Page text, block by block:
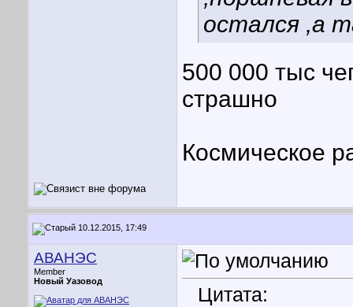
остался ,а
500 000 тыс
страшно
Космическое
10.12.2015, 17:49
АВАНЭС
Member
Новый Уазовод
Цитата: